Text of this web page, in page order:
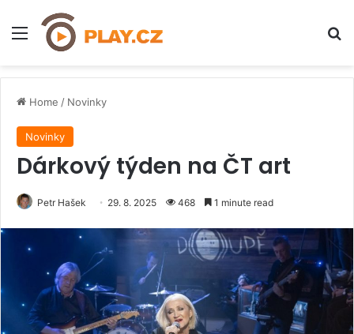
Menu
Home / Novinky
Novinky
Dárkový týden na ČT art
Petr Hašek 29. 8. 2025 468 1 minute read